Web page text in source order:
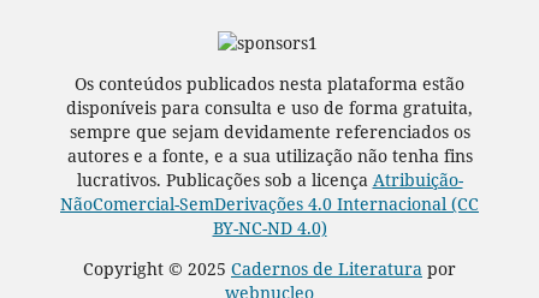
Os conteúdos publicados nesta plataforma estão
disponíveis para consulta e uso de forma gratuita,
sempre que sejam devidamente referenciados os
autores e a fonte, e a sua utilização não tenha fins
lucrativos. Publicações sob a licença Atribuição-
NãoComercial-SemDerivações 4.0 Internacional (CC
BY-NC-ND 4.0)
Copyright © 2025 Cadernos de Literatura por
webnucleo